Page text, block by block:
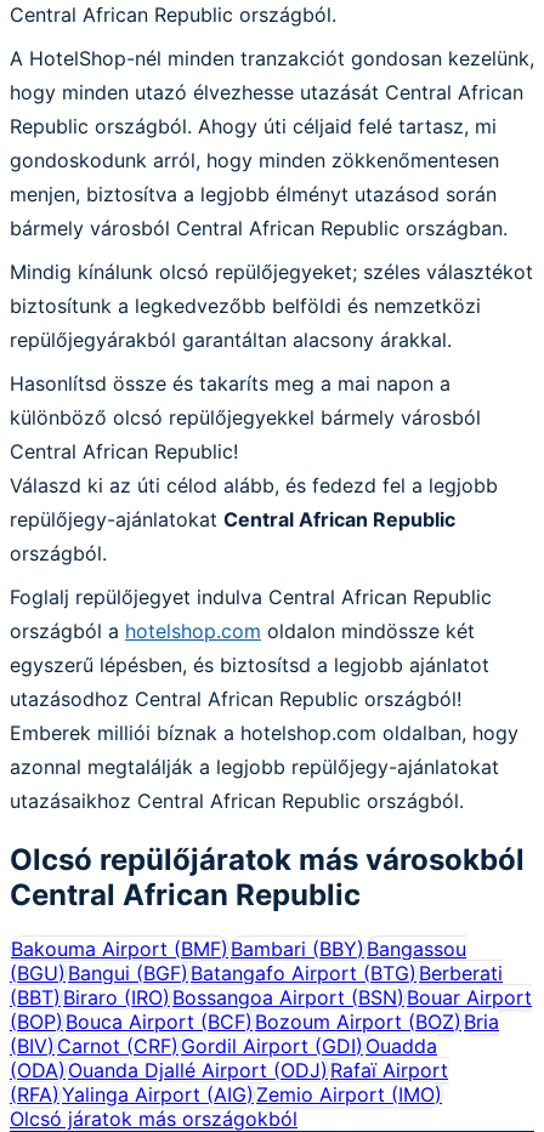
Central African Republic országból.
A HotelShop-nél minden tranzakciót gondosan kezelünk,
hogy minden utazó élvezhesse utazását Central African
Republic országból. Ahogy úti céljaid felé tartasz, mi
gondoskodunk arról, hogy minden zökkenőmentesen
menjen, biztosítva a legjobb élményt utazásod során
bármely városból Central African Republic országban.
Mindig kínálunk olcsó repülőjegyeket; széles választékot
biztosítunk a legkedvezőbb belföldi és nemzetközi
repülőjegyárakból garantáltan alacsony árakkal.
Hasonlítsd össze és takaríts meg a mai napon a
különböző olcsó repülőjegyekkel bármely városból
Central African Republic!
Válaszd ki az úti célod alább, és fedezd fel a legjobb
repülőjegy-ajánlatokat Central African Republic
országból.
Foglalj repülőjegyet indulva Central African Republic
országból a hotelshop.com oldalon mindössze két
egyszerű lépésben, és biztosítsd a legjobb ajánlatot
utazásodhoz Central African Republic országból!
Emberek milliói bíznak a hotelshop.com oldalban, hogy
azonnal megtalálják a legjobb repülőjegy-ajánlatokat
utazásaikhoz Central African Republic országból.
Olcsó repülőjáratok más városokból
Central African Republic
Bakouma Airport (BMF)Bambari (BBY)Bangassou
(BGU)Bangui (BGF) Batangafo Airport (BTG) Berberati
(BBT)Biraro (IRO) Bossangoa Airport (BSN) Bouar Airport
(BOP)Bouca Airport (BCF) Bozoum Airport (BOZ) Bria
(BIV)Carnot (CRF) Gordil Airport (GDI) Ouadda
(ODA)Ouanda Djallé Airport (ODJ) Rafaï Airport
(RFA)Yalinga Airport (AIG) Zemio Airport (IMO)
Olcsó járatok más országokból